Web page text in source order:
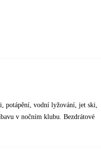
potápění, vodní lyžování, jet ski,
v nočním klubu. Bezdrátové